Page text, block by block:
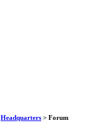
Headquarters > Forum